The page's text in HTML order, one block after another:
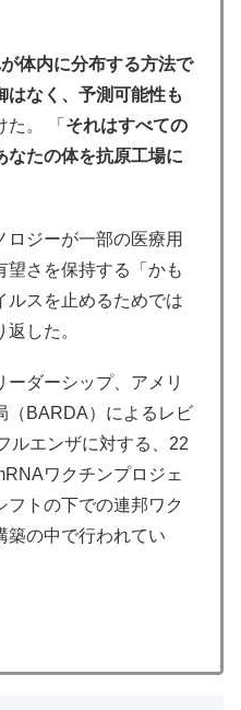
体内に分布する方法で
はなく、予測可能性も
た。 「 それはすべての
なたの体を抗原工場に
ジーが一部の医療用
望さを保持する「かも
ルスを止めるためでは
した。
ダーシップ、アメリ
（BARDA）によるレビ
ルエンザに対する、22
ワクチンプロジェ
フトの下での連邦ワク
築の中で行われてい